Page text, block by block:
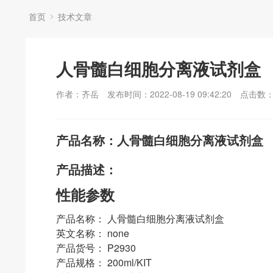
首页 技术文章
人骨髓白细胞分离液试剂盒
作者：齐岳 发布时间：2022-08-19 09:42:20 点击数
产品名称：人骨髓白细胞分离液试剂盒
产品描述：
性能参数
产品名称： 人骨髓白细胞分离液试剂盒
英文名称： none
产品货号： P2930
产品规格： 200ml/KIT